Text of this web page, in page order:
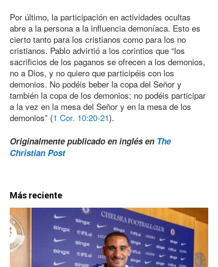
Por último, la participación en actividades ocultas
abre a la persona a la influencia demoníaca. Esto es
cierto tanto para los cristianos como para los no
cristianos. Pablo advirtió a los corintios que “los
sacrificios de los paganos se ofrecen a los demonios,
no a Dios, y no quiero que participéis con los
demonios. No podéis beber la copa del Señor y
también la copa de los demonios; no podéis participar
a la vez en la mesa del Señor y en la mesa de los
demonios” (1 Cor. 10:20-21).
Originalmente publicado en inglés en The
Christian Post
Más reciente